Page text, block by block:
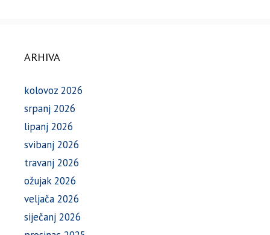
ARHIVA
kolovoz 2026
srpanj 2026
lipanj 2026
svibanj 2026
travanj 2026
ožujak 2026
veljača 2026
siječanj 2026